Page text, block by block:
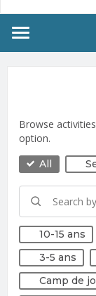
Browse
option.
All
10-15 ans
3-5 ans
Camp de